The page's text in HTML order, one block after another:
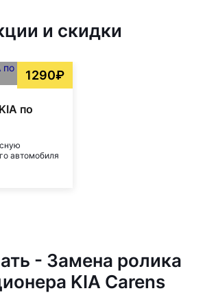
и скидки
1290₽
по
автомобиля
- Замена ролика
KIA Carens